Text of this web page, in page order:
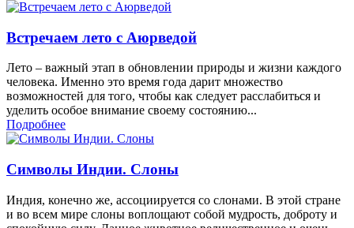
Встречаем лето с Аюрведой
Лето – важный этап в обновлении природы и жизни каждого
человека. Именно это время года дарит множество
возможностей для того, чтобы как следует расслабиться и
уделить особое внимание своему состоянию...
Подробнее
Символы Индии. Слоны
Индия, конечно же, ассоциируется со слонами. В этой стране
и во всем мире слоны воплощают собой мудрость, доброту и